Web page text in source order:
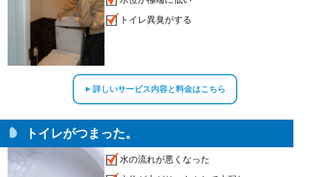
トイレ異臭がする
▲詳しいサービス内容と料金はこちら
トイレがつまった。
水の流れが悪くなった